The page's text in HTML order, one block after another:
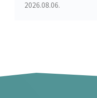
2026.08.06.